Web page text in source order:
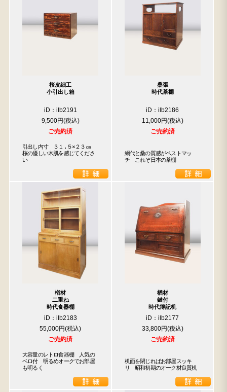
桜皮細工
小引出し箱
iD：ilb2191
9,500円
ご売約済
引出し内寸　３１.５×２３㎝
桜の優しい木肌を感じてくださ
い
桑張
時代茶棚
iD：ilb2186
11,000円
ご売約済
網代と桑の質感がベストマッ
チ　これぞ日本の茶棚
楢材
二重ね
時代食器棚
iD：ilb2183
55,000円
ご売約済
大容量のレトロ食器棚　人気の
ベロ付　明るめオークでお部屋
も明るく
楢材
鍵付
時代簿記机
iD：ilb2177
33,800円
ご売約済
机面を閉じればお部屋スッキ
リ　昭和初期のオーク材良質机